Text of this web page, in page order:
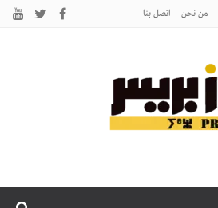
من نحن اتصل بنـا